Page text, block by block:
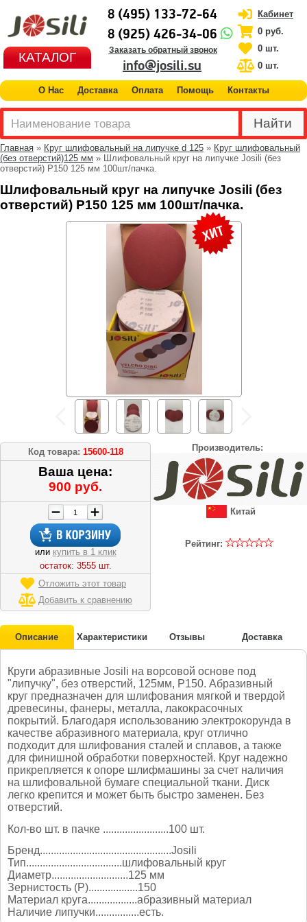
КАТАЛОГ
8 (495) 133-72-64
8 (925) 426-34-06
Заказать обратный звонок
info@josili.su
Кабинет
0 руб.
0 шт.
0 шт.
О Нас Доставка Оплата Помощь Контакты
Главная » Круг шлифовальный на липучке d 125 » Круг шлифовальный
(без отверстий)125 мм » Шлифовальный круг на липучке Josili (без
отверстий) P150 125 мм 100шт/пачка.
Шлифовальный круг на липучке Josili (без
отверстий) P150 125 мм 100шт/пачка.
Код товара: 15600-118
Ваша цена:
900 руб.
или купить в 1 клик
остаток: 3555 шт.
Отложить этот товар
Добавить к сравнению
Производитель:
Китай
Рейтинг:
Описание Характеристики Отзывы Доставка
Круги абразивные Josili на ворсовой основе под
"липучку", без отверстий, 125мм, P150. Абразивный
круг предназначен для шлифования мягкой и твердой
древесины, фанеры, металла, лакокрасочных
покрытий. Благодаря использованию электрокорунда в
качестве абразивного материала, круг отлично
подходит для шлифования сталей и сплавов, а также
для финишной обработки поверхностей. Круг надежно
прикрепляется к опоре шлифмашины за счет наличия
на шлифовальной бумаге специальной ткани. Диск
легко крепится и может быть быстро заменен. Без
отверстий.
Кол-во шт. в пачке ........................100 шт.
Бренд................................................Josili
Тип...................................шлифовальный круг
Диаметр............................125 мм
Зернистость (P)..................150
Материал круга..................абразивный материал
Наличие липучки................есть.